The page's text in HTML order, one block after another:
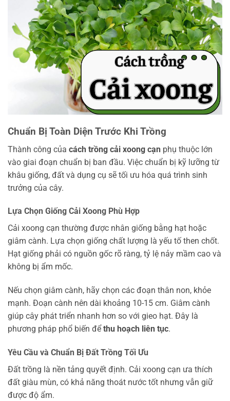
Chuẩn Bị Toàn Diện Trước Khi Trồng
Thành công của cách trồng cải xoong cạn phụ thuộc lớn
vào giai đoạn chuẩn bị ban đầu. Việc chuẩn bị kỹ lưỡng từ
khâu giống, đất và dụng cụ sẽ tối ưu hóa quá trình sinh
trưởng của cây.
Lựa Chọn Giống Cải Xoong Phù Hợp
Cải xoong cạn thường được nhân giống bằng hạt hoặc
giâm cành. Lựa chọn giống chất lượng là yếu tố then chốt.
Hạt giống phải có nguồn gốc rõ ràng, tỷ lệ nảy mầm cao và
không bị ẩm mốc.
Nếu chọn giâm cành, hãy chọn các đoạn thân non, khỏe
mạnh. Đoạn cành nên dài khoảng 10-15 cm. Giâm cành
giúp cây phát triển nhanh hơn so với gieo hạt. Đây là
phương pháp phổ biến đểthu hoạch liên tục.
Yêu Cầu và Chuẩn Bị Đất Trồng Tối Ưu
Đất trồng là nền tảng quyết định. Cải xoong cạn ưa thích
đất giàu mùn, có khả năng thoát nước tốt nhưng vẫn giữ
được độ ẩm.